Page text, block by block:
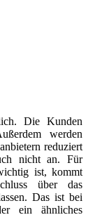
Die Kunden
werden
reduziert
nicht an. Für
ist, kommt
über das
Das ist bei
ein ähnliches